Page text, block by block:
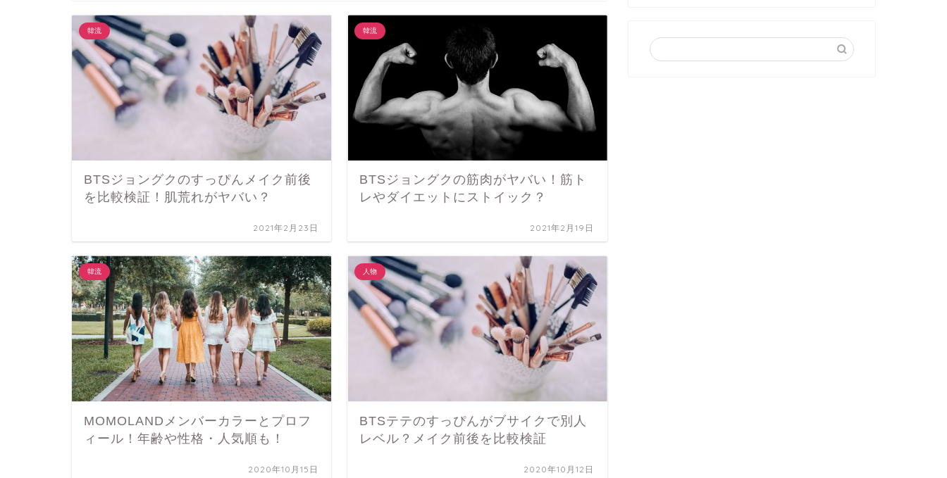
韓流
BTSジョングクのすっぴんメイク前後
を比較検証！肌荒れがヤバい？
2021年2月23日
韓流
BTSジョングクの筋肉がヤバい！筋ト
レやダイエットにストイック？
2021年2月19日
韓流
MOMOLANDメンバーカラーとプロフ
ィール！年齢や性格・人気順も！
2020年10月15日
人物
BTSテテのすっぴんがブサイクで別人
レベル？メイク前後を比較検証
2020年10月12日